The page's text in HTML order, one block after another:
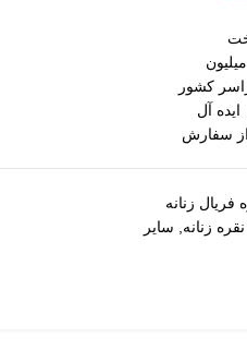
کشور
آل
سفارش
فریال زنانه
زنانه
سایر